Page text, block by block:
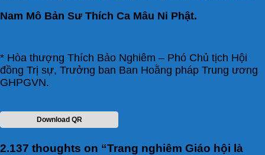
Nam Mô Bản Sư Thích Ca Mâu Ni Phật.
* Hòa thượng Thích Bảo Nghiêm – Phó Chủ tịch Hội
đồng Trị sự, Trưởng ban Ban Hoằng pháp Trung ương
GHPGVN.
Download QR
2.137 thoughts on “Trang nghiêm Giáo hội là